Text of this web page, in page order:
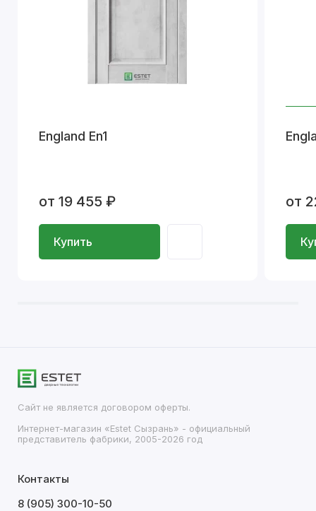
England En1
от 19 455 ₽
Купить
от
Сайт не является договором оферты.
Интернет-магазин «Estet Сызрань» - официальный
представитель фабрики, 2005-2026 год
Контакты
8 (905) 300-10-50